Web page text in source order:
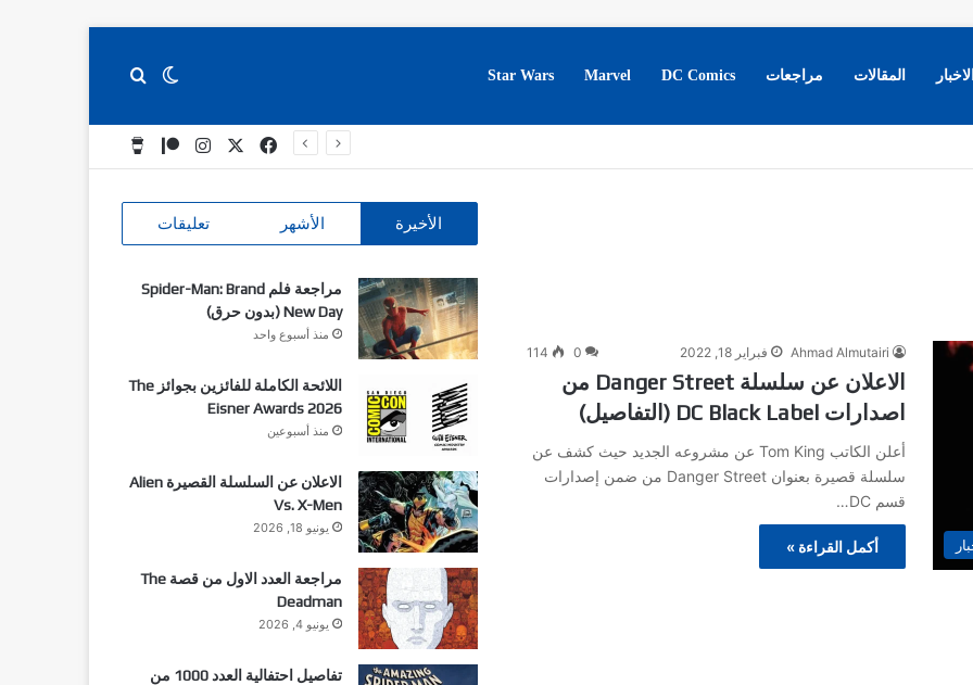
المقالات مراجعات DC Comics
Marvel
Star Wars الوضع المظلم
فيسبوك انستقرام‫Patreon
Ahmad Almutairi فبراير 18, 2022 0
114
الاعلان عن سلسلة Danger Street من
اصدارات DC Black Label (التفاصيل)
أعلن الكاتب Tom King عن مشروعه الجديد حيث كشف عن
سلسلة قصيرة بعنوان Danger Street من ضمن إصدارات
قسم DC…
أكمل القراءة »
الأخيرة الأشهر تعليقات
مراجعة فلم Spider-Man: Brand
New Day (بدون حرق)
منذ أسبوع واحد
اللائحة الكاملة للفائزين بجوائز The
Eisner Awards 2026
منذ أسبوعين
الاعلان عن السلسلة القصيرة Alien
Vs. X-Men
يونيو 18, 2026
مراجعة العدد الاول من قصة The
Deadman
يونيو 4, 2026
تفاصيل احتفالية العدد 1000 من